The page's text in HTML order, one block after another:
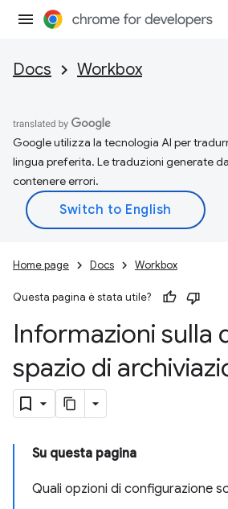
Docs Workbox
Google utilizza la tecnologia AI per
lingua preferita. Le traduzioni generate
contenere errori.
Home page Docs Workbox
Questa pagina è stata utile?
Informazioni sulla
spazio di
Su questa pagina
Quali opzioni di configurazione